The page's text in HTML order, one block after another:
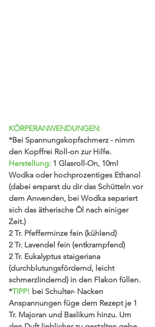
KÖRPERANWENDUNGEN:
*Bei Spannungskopfschmerz - nimm
den Kopffrei Roll-on zur Hilfe.
Herstellung: 1 Glasroll-On, 10ml
Wodka oder hochprozentiges Ethanol
(dabei ersparst du dir das Schütteln vor
dem Anwenden, bei Wodka separiert
sich das ätherische Öl nach einiger
Zeit.)
2 Tr. Pfefferminze fein (kühlend)
2 Tr. Lavendel fein (entkrampfend)
2 Tr. Eukalyptus staigeriana
(durchblutungsfördernd, leicht
schmerzlindernd) in den Flakon füllen.
*TIPP! bei Schulter- Nacken
Anspannungen füge dem Rezept je 1
Tr. Majoran und Baslikum hinzu. Um